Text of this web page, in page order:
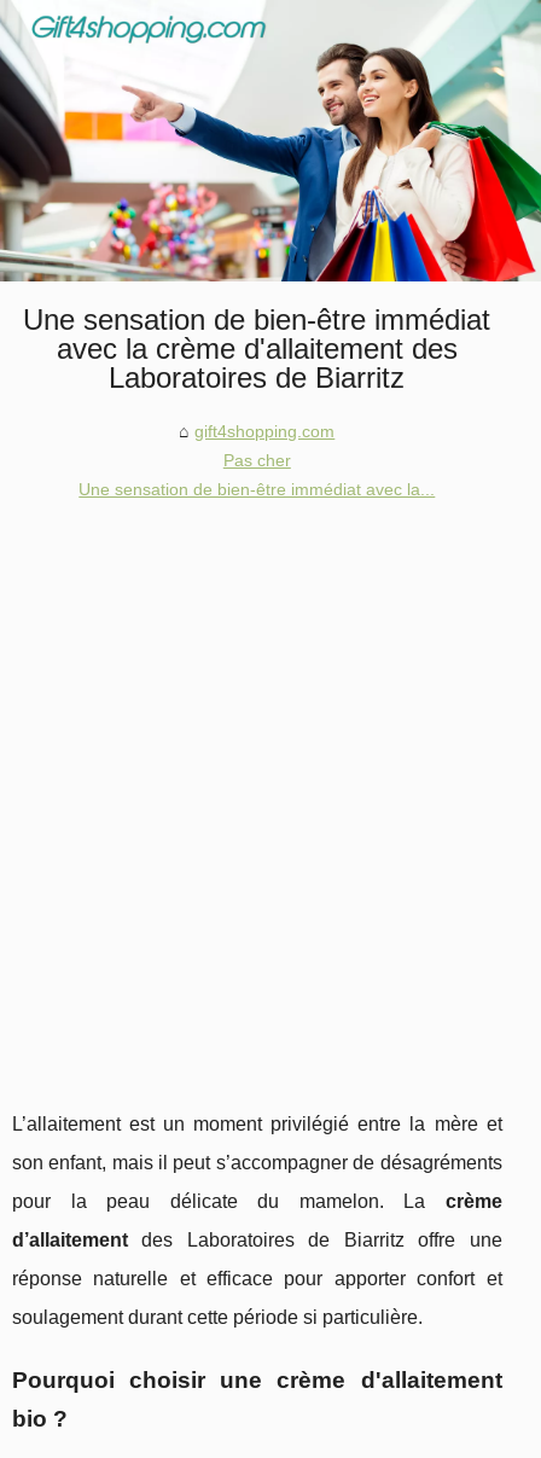
Une sensation de bien-être immédiat
avec la crème d'allaitement des
Laboratoires de Biarritz
gift4shopping.com
Pas cher
Une sensation de bien-être immédiat avec la...
L’allaitement est un moment privilégié entre la mère et
son enfant, mais il peut s’accompagner de désagréments
pour la peau délicate du mamelon. La crème
d’allaitement des Laboratoires de Biarritz offre une
réponse naturelle et efficace pour apporter confort et
soulagement durant cette période si particulière.
Pourquoi choisir une crème d'allaitement
bio ?